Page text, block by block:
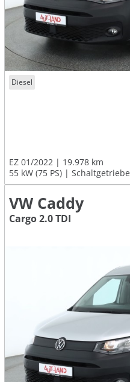
Diesel
EZ 01/2022
19.978 km
55 kW (75 PS)
Schaltgetriebe
VW Caddy
Cargo 2.0 TDI